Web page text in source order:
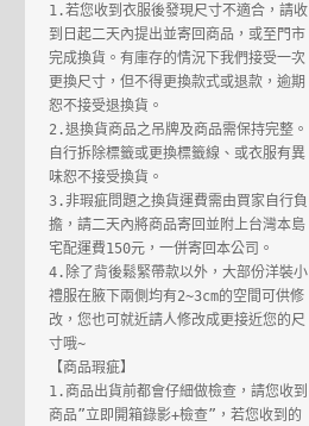
1.若您收到衣服後發現尺寸不適合，請收
到日起二天內提出並寄回商品，或至門市
完成換貨。有庫存的情況下我們接受一次
更換尺寸，但不得更換款式或退款，逾期
恕不接受退換貨。
2.退換貨商品之吊牌及商品需保持完整。
自行拆除標籤或更換標籤線、或衣服有異
味恕不接受換貨。
3.非瑕疵問題之換貨運費需由買家自行負
擔，請二天內將商品寄回並附上台灣本島
宅配運費150元，一併寄回本公司。
4.除了背後鬆緊帶款以外，大部份洋裝小
禮服在腋下兩側均有2~3cm的空間可供修
改，您也可就近請人修改成更接近您的尺
寸哦~
【商品瑕疵】
1.商品出貨前都會仔細做檢查，請您收到
商品”立即開箱錄影+檢查”，若您收到的